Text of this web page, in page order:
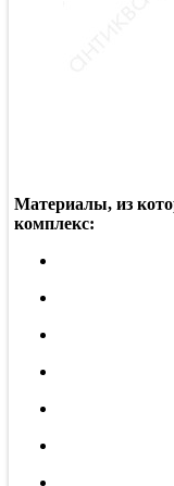
Материалы, из
комплекс: